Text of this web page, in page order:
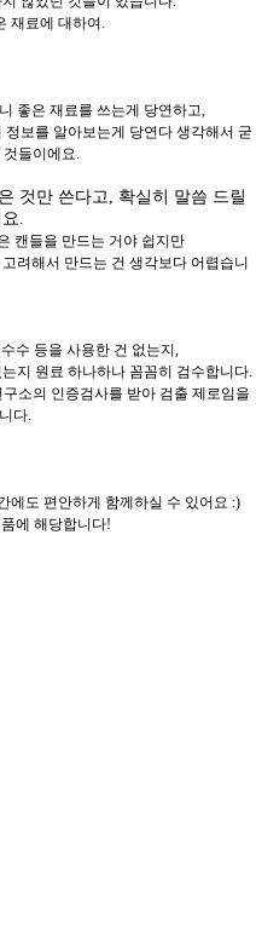
재료에 대하여.
좋은 재료를 쓰는게 당연하고,
보를 알아보는게 당연다 생각해서 굳
들이에요.
것만 쓴다고, 확실히 말씀 드릴
.
캔들을 만드는 거야 쉽지만
려해서 만드는 건 생각보다 어렵습니
수 등을 사용한 건 없는지,
지 원료 하나하나 꼼꼼히 검수합니다.
소의 인증검사를 받아 검출 제로임을
다.
에도 편안하게 함께하실 수 있어요 :)
에 해당합니다!